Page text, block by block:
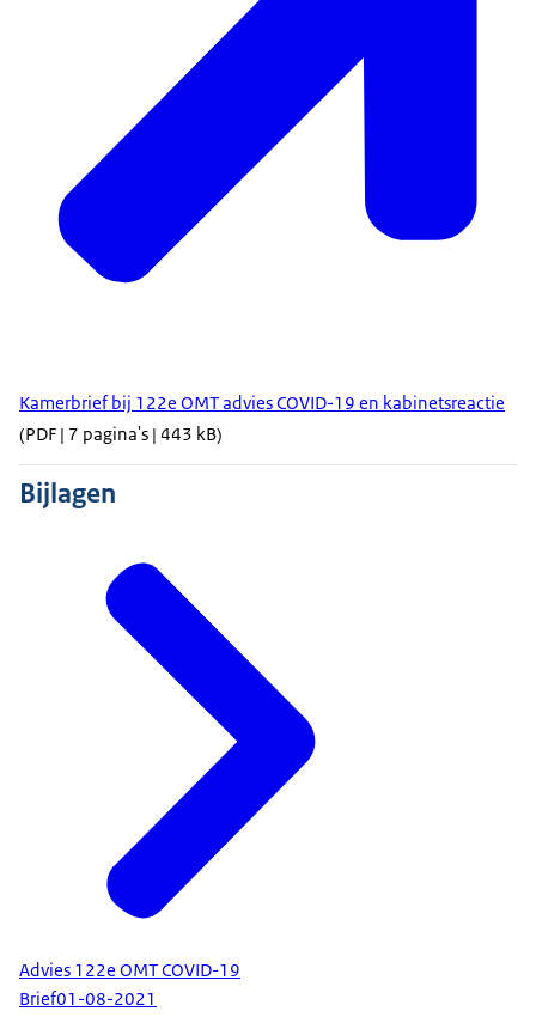
Kamerbrief bij 122e OMT advies COVID-19 en kabinetsreactie
(PDF | 7 pagina's | 443 kB)
Bijlagen
Advies 122e OMT COVID-19
Brief01-08-2021